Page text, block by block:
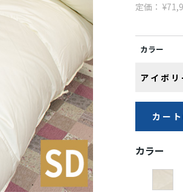
定価：
カラー
カー
カラー